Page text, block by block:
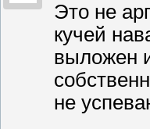
Это не
кучей
выложен
не